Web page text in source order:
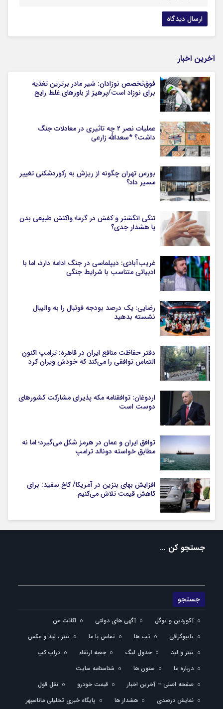
آخرین اخبار
فوق‌تخصص نوزادان: شیر مادر برترین تغذیه
برای نوزاد است/پرهیز از باورهای غلط رایج
عملیات نصر ۲ چه تاثیری در معادلات جنگ
داشت؟ *سعدالله زارعی
بورس تهران چگونه از ریزش به رکوردشکنی تغییر
مسیر داد؟
تنگی انگشتر و کفش در گرما؛ واکنش طبیعی بدن
یا هشدار جدی؟
غریب‌آبادی: دیپلماسی در جنگ ادامه دارد، اما با
ادبیاتی متناسب با شرایط جنگی
رضایی: یک درصد بودجه فوتبال را به والیبال
نشسته بدهید
دفتر حفاظت منافع ایران در قاهره: ترامپ اکنون
التماس توافقی را می‌کند که خودش ویران کرد
اردوغان: توافقنامه مکه پذیرای مشارکت کشورهای
دوست است
توافق ایران و عمان در هرمز شکل می‌گیرد؛ اما نه
مطابق خواسته دونالد ترامپ
افزایش بهای بنزین در آمریکا/ کاخ سفید: برای
کاهش قیمت تلاش می‌کنیم
جستجو کن …
آکوردین و توگل آگهی های دولتی
اکانت من
تایپوگرافی
تب ها تماس با ما
تیتر ، لید و عکس
تیتر و لید
جدول لیگ جعبه ارتقاء
دراپ کپ
درباره ما
ستون ها
شناسنامه سایت
صفحه اصلی – آخرین اخبار
قیمت خودرو
نقل قول
نمایش درصدی
هشدار ها پایگاه خبری تحلیلی ماناسپهر